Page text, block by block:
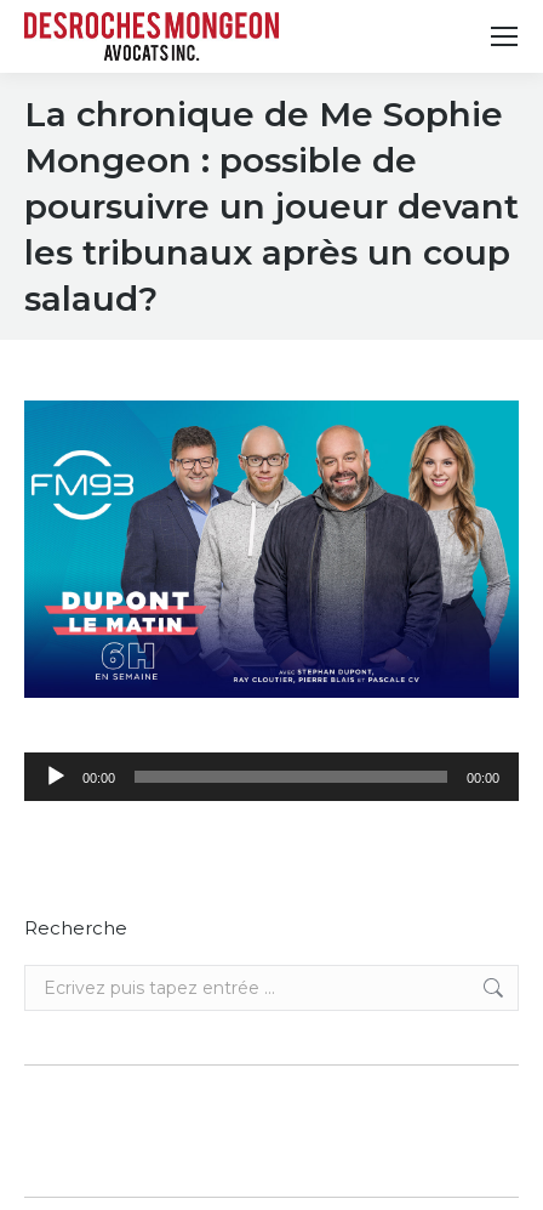
La chronique de Me Sophie
Mongeon : possible de
poursuivre un joueur devant
les tribunaux après un coup
salaud?
Lecteur
audio
00:00 00:00
Recherche
Recherche